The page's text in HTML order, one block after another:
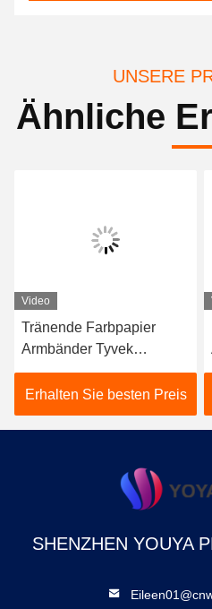
UNSERE
Ähnliche
Video
Tränende Farbpapier
Armbänder Tyvek
Druckbares Logo
Erhalten Sie besten Preis
SHENZHEN YOUYA